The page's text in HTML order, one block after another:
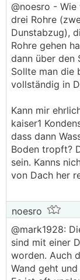
@noesro -
drei Rohre
Dunstabzug),
Rohre gehen
dann über den
Sollte man die
vollständig in
Kann mir
kaiser1
dass dann
Boden tropft?
sein. Kanns
von Dach her
noesro
@mark1928:
sind mit einer
worden. Auch
Wand geht